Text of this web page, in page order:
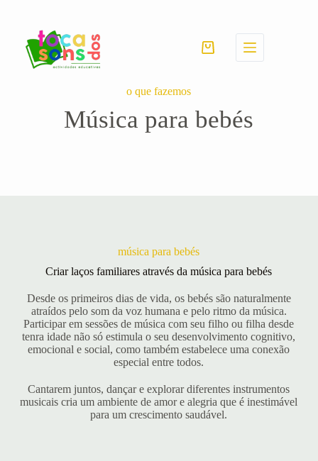
conteúdo
Carrinho
o que fazemos
Música para bebés
música para bebés
Criar laços familiares através da música para bebés
Desde os primeiros dias de vida, os bebés são naturalmente
atraídos pelo som da voz humana e pelo ritmo da música.
Participar em sessões de música com seu filho ou filha desde
tenra idade não só estimula o seu desenvolvimento cognitivo,
emocional e social, como também estabelece uma conexão
especial entre todos.
Cantarem juntos, dançar e explorar diferentes instrumentos
musicais cria um ambiente de amor e alegria que é inestimável
para um crescimento saudável.